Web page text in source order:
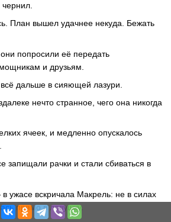
чернил.
План вышел удачнее некуда. Бежать
попросили её передать
и друзьям.
дальше в сияющей лазури.
нечто странное, чего она никогда
ячеек, и медленно опускалось
рачки и стали сбиваться в
ужасе вскричала Макрель: не в силах
прямо в ловушку.